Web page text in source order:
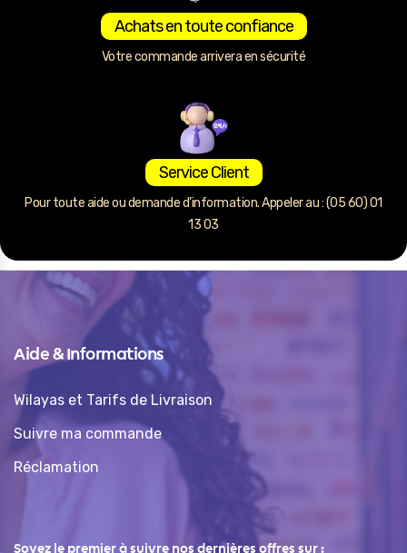
Achats en toute confiance
Votre commande arrivera en sécurité
Service Client
Pour toute aide ou demande d’information. Appeler au : (05 60) 01
13 03
Aide & Informations
Wilayas et Tarifs de Livraison
Suivre ma commande
Réclamation
Soyez le premier à suivre nos dernières offres sur :